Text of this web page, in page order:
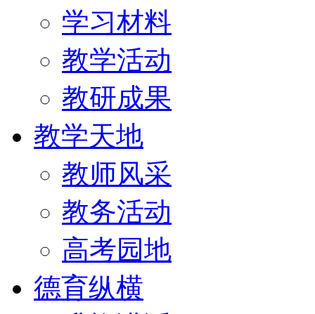
学习材料
教学活动
教研成果
教学天地
教师风采
教务活动
高考园地
德育纵横